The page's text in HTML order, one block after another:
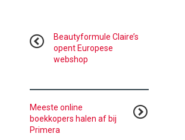
Beautyformule Claire’s
opent Europese
webshop
Meeste online
boekkopers halen af bij
Primera